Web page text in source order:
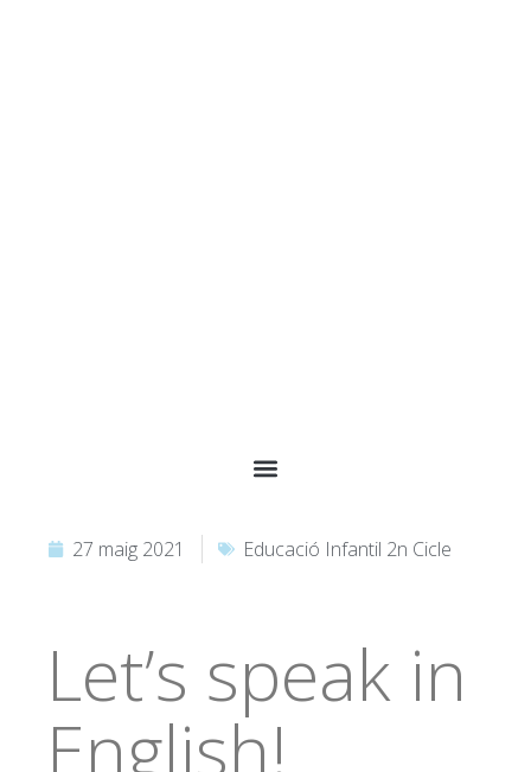
27 maig 2021 Educació Infantil 2n Cicle
Let’s speak in
English!